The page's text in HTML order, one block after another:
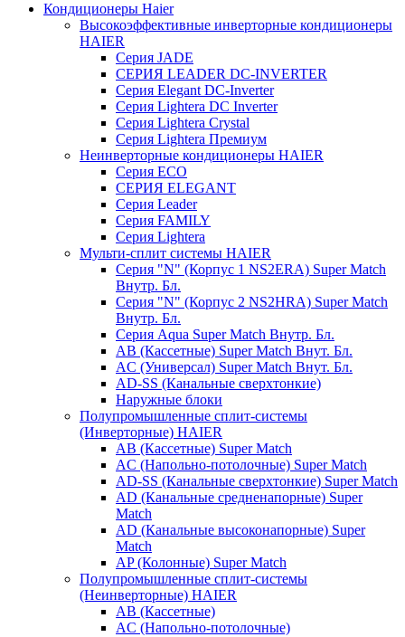
Кондиционеры Haier
Высокоэффективные инверторные кондиционеры
HAIER
Серия JADE
СЕРИЯ LEADER DC-INVERTER
Серия Elegant DC-Inverter
Серия Lightera DC Inverter
Серия Lightera Crystal
Серия Lightera Премиум
Неинверторные кондиционеры HAIER
Серия ECO
СЕРИЯ ELEGANT
Серия Leader
Серия FAMILY
Серия Lightera
Мульти-сплит системы HAIER
Серия "N" (Корпус 1 NS2ERA) Super Match
Внутр. Бл.
Серия "N" (Корпус 2 NS2HRA) Super Match
Внутр. Бл.
Серия Aqua Super Match Внутр. Бл.
AB (Кассетные) Super Match Внут. Бл.
AC (Универсал) Super Match Внут. Бл.
AD-SS (Канальные сверхтонкие)
Наружные блоки
Полупромышленные сплит-системы
(Инверторные) HAIER
AB (Кассетные) Super Match
AC (Напольно-потолочные) Super Match
AD-SS (Канальные сверхтонкие) Super Match
AD (Канальные средненапорные) Super
Match
AD (Канальные высоконапорные) Super
Match
AP (Колонные) Super Match
Полупромышленные сплит-системы
(Неинверторные) HAIER
AB (Кассетные)
AC (Напольно-потолочные)